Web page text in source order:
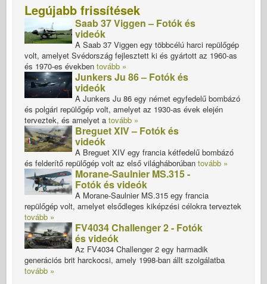
Legújabb frissítések
Saab 37 Viggen – Fotók és
videók
A Saab 37 Viggen egy többcélú harci repülőgép
volt, amelyet Svédország fejlesztett ki és gyártott az 1960-as
és 1970-es években tovább »
Junkers Ju 86 – Fotók és
videók
A Junkers Ju 86 egy német egyfedelű bombázó
és polgári repülőgép volt, amelyet az 1930-as évek elején
terveztek, és amelyet a tovább »
Breguet XIV – Fotók és
videók
A Breguet XIV egy francia kétfedelű bombázó
és felderítő repülőgép volt az első világháborúban tovább »
Morane-Saulnier MS.315 -
Fotók és videók
A Morane-Saulnier MS.315 egy francia
repülőgép volt, amelyet elsődleges kiképzési célokra terveztek
tovább »
FV4034 Challenger 2 - Fotók
és videók
Az FV4034 Challenger 2 egy harmadik
generációs brit harckocsi, amely 1998-ban állt szolgálatba
tovább »